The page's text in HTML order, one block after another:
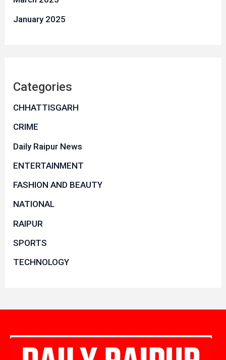
January 2025
Categories
CHHATTISGARH
CRIME
Daily Raipur News
ENTERTAINMENT
FASHION AND BEAUTY
NATIONAL
RAIPUR
SPORTS
TECHNOLOGY